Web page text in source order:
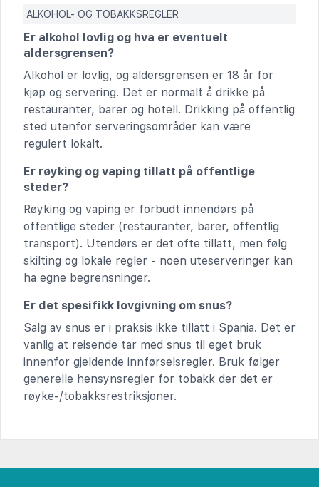
ALKOHOL- OG TOBAKKSREGLER
Er alkohol lovlig og hva er eventuelt
aldersgrensen?
Alkohol er lovlig, og aldersgrensen er 18 år for
kjøp og servering. Det er normalt å drikke på
restauranter, barer og hotell. Drikking på offentlig
sted utenfor serveringsområder kan være
regulert lokalt.
Er røyking og vaping tillatt på offentlige
steder?
Røyking og vaping er forbudt innendørs på
offentlige steder (restauranter, barer, offentlig
transport). Utendørs er det ofte tillatt, men følg
skilting og lokale regler - noen uteserveringer kan
ha egne begrensninger.
Er det spesifikk lovgivning om snus?
Salg av snus er i praksis ikke tillatt i Spania. Det er
vanlig at reisende tar med snus til eget bruk
innenfor gjeldende innførselsregler. Bruk følger
generelle hensynsregler for tobakk der det er
røyke-/tobakksrestriksjoner.